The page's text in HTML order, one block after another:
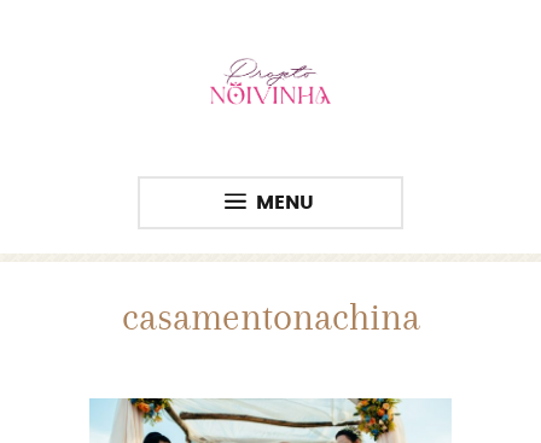
MENU
casamentonachina